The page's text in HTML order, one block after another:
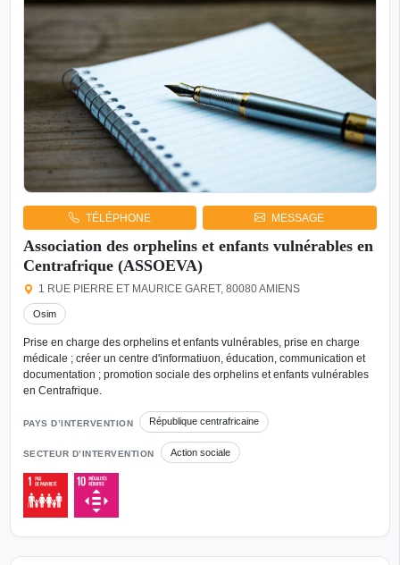
TÉLÉPHONE MESSAGE
Association des orphelins et enfants vulnérables en
Centrafrique (ASSOEVA)
1 RUE PIERRE ET MAURICE GARET, 80080 AMIENS
Osim
Prise en charge des orphelins et enfants vulnérables, prise en charge
médicale ; créer un centre d'informatiuon, éducation, communication et
documentation ; promotion sociale des orphelins et enfants vulnérables
en Centrafrique.
PAYS D’INTERVENTION République centrafricaine
SECTEUR D’INTERVENTION Action sociale